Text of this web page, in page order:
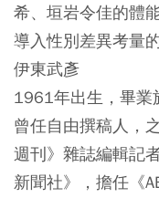
希、垣岩令佳的體
導入性別差異考量
伊東武彥
1961年出生，畢業
曾任自由撰稿人，
週刊》雜誌編輯記
新聞社》，擔任《